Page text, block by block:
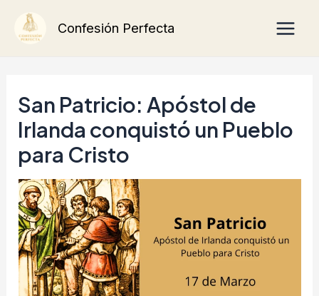
Confesión Perfecta
San Patricio: Apóstol de
Irlanda conquistó un Pueblo
para Cristo